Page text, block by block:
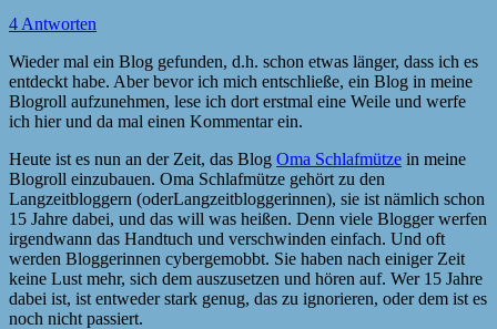
4 Antworten
Wieder mal ein Blog gefunden, d.h. schon etwas länger, dass ich es
entdeckt habe. Aber bevor ich mich entschließe, ein Blog in meine
Blogroll aufzunehmen, lese ich dort erstmal eine Weile und werfe
ich hier und da mal einen Kommentar ein.
Heute ist es nun an der Zeit, das Blog Oma Schlafmütze in meine
Blogroll einzubauen. Oma Schlafmütze gehört zu den
Langzeitbloggern (oderLangzeitbloggerinnen), sie ist nämlich schon
15 Jahre dabei, und das will was heißen. Denn viele Blogger werfen
irgendwann das Handtuch und verschwinden einfach. Und oft
werden Bloggerinnen cybergemobbt. Sie haben nach einiger Zeit
keine Lust mehr, sich dem auszusetzen und hören auf. Wer 15 Jahre
dabei ist, ist entweder stark genug, das zu ignorieren, oder dem ist es
noch nicht passiert.